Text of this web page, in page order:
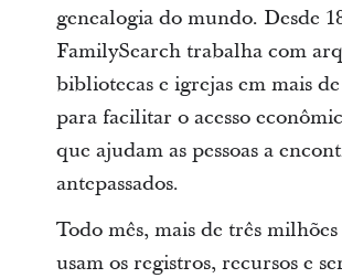
genealogia do mundo. Desde
FamilySearch trabalha com
bibliotecas e igrejas em mais de
para facilitar o acesso
que ajudam as pessoas a
antepassados.
Todo mês, mais de três milhões
usam os registros, recursos e